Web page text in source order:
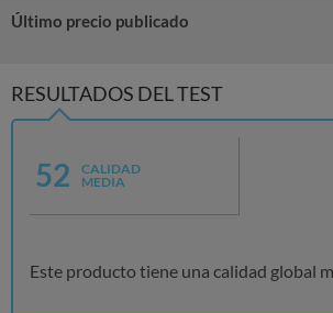
Último precio publicado
RESULTADOS DEL TEST
52
CALIDAD
MEDIA
Este producto tiene una calidad global